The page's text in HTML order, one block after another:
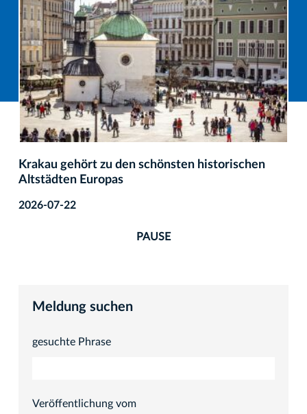
Krakau gehört zu den schönsten historischen
Altstädten Europas
2026-07-22
PAUSE
Meldung suchen
gesuchte Phrase
Veröffentlichung vom